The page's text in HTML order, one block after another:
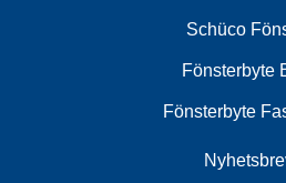
Schüco
Fönsterbyte
Fönsterbyte